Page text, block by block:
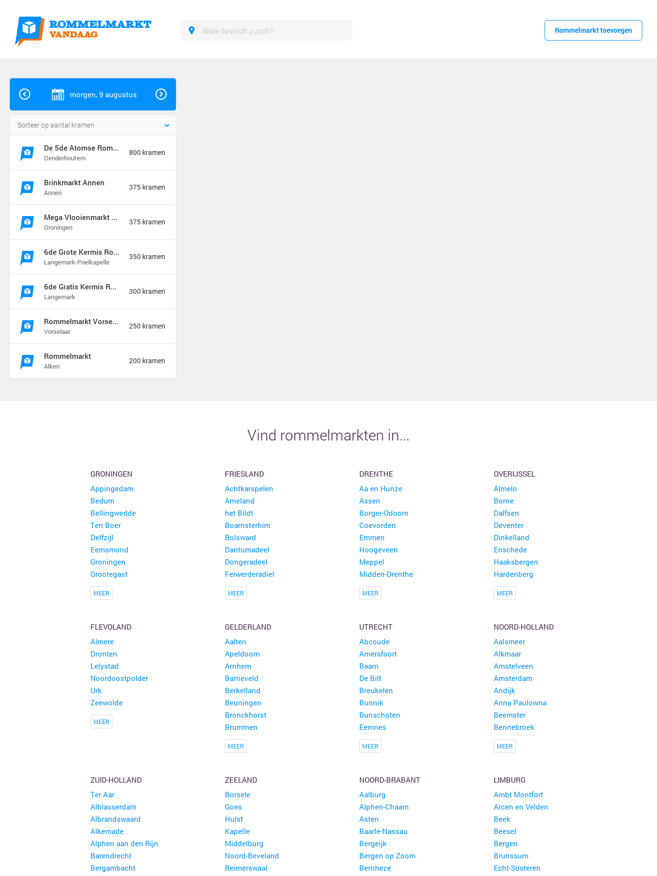
Rommelmarkt toevoegen
morgen, 9 augustus
De 5de Atomse Rommelmarkt
Denderhoutem
800 kramen
Brinkmarkt Annen
Annen
375 kramen
Mega Vlooienmarkt en Kofferbakverkoop Groningen (mega markt)
Groningen
375 kramen
6de Grote Kermis Rommel Markt in de Madonna
Langemark-Poelkapelle
350 kramen
6de Gratis Kermis Rommelmarkt in de Madonna
Langemark
300 kramen
Rommelmarkt Vorselaar
Vorselaar
250 kramen
Rommelmarkt
Alken
200 kramen
Buitenrommelmarkt
Rommelmarkt Teunenberg
Rommelmarkt 100 kramen
15de garageverkoop Cornelius Sneyssenslaan en aanpalende straten 100 kramen
100 kramen
Vind rommelmarkten in...
GRONINGEN
Appingedam
Bedum
Bellingwedde
Ten Boer
Delfzijl
Eemsmond
Groningen
Grootegast
MEER
FRIESLAND
Achtkarspelen
Ameland
het Bildt
Boarnsterhim
Bolsward
Dantumadeel
Dongeradeel
Ferwerderadiel
MEER
DRENTHE
Aa en Hunze
Assen
Borger-Odoorn
Coevorden
Emmen
Hoogeveen
Meppel
Midden-Drenthe
MEER
OVERIJSSEL
Almelo
Borne
Dalfsen
Deventer
Dinkelland
Enschede
Haaksbergen
Hardenberg
MEER
FLEVOLAND
Almere
Dronten
Lelystad
Noordoostpolder
Urk
Zeewolde
MEER
GELDERLAND
Aalten
Apeldoorn
Arnhem
Barneveld
Berkelland
Beuningen
Bronckhorst
Brummen
MEER
UTRECHT
Abcoude
Amersfoort
Baarn
De Bilt
Breukelen
Bunnik
Bunschoten
Eemnes
MEER
NOORD-HOLLAND
Aalsmeer
Alkmaar
Amstelveen
Amsterdam
Andijk
Anna Paulowna
Beemster
Bennebroek
MEER
ZUID-HOLLAND
Ter Aar
Alblasserdam
Albrandswaard
Alkemade
Alphen aan den Rijn
Barendrecht
Bergambacht
ZEELAND
Borsele
Goes
Hulst
Kapelle
Middelburg
Noord-Beveland
Reimerswaal
NOORD-BRABANT
Aalburg
Alphen-Chaam
Asten
Baarle-Nassau
Bergeijk
Bergen op Zoom
Bernheze
LIMBURG
Ambt Montfort
Arcen en Velden
Beek
Beesel
Bergen
Brunssum
Echt-Susteren